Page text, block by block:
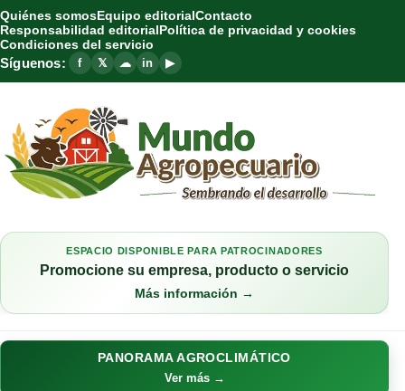
Quiénes somosEquipo editorialContacto
Responsabilidad editorialPolítica de privacidad y cookies
Condiciones del servicio
Síguenos: f 𝕏 ☁ in ▶
ESPACIO DISPONIBLE PARA PATROCINADORES
Promocione su empresa, producto o servicio
Más información →
PANORAMA AGROCLIMÁTICO
Ver más →